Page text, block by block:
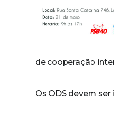
de cooperação
Os ODS devem